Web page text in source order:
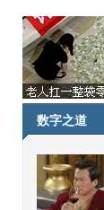
数字之道